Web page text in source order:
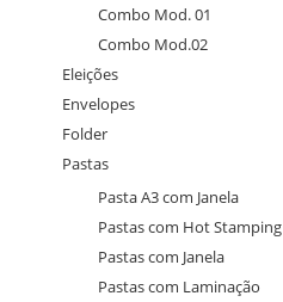
Combo Mod. 01
Combo Mod.02
Eleições
Envelopes
Folder
Pastas
Pasta A3 com Janela
Pastas com Hot Stamping
Pastas com Janela
Pastas com Laminação